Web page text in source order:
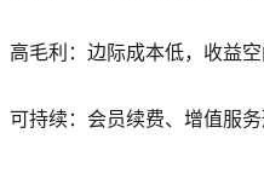
高毛利：边际成本低，收益
可持续：会员续费、增值服